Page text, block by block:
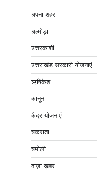
अपना शहर
अल्मोड़ा
उत्तरकाशी
उत्तराखंड सरकारी योजनाएं
ऋषिकेश
कानून
केंद्र योजनाएं
चकराता
चमोली
ताज़ा ख़बर